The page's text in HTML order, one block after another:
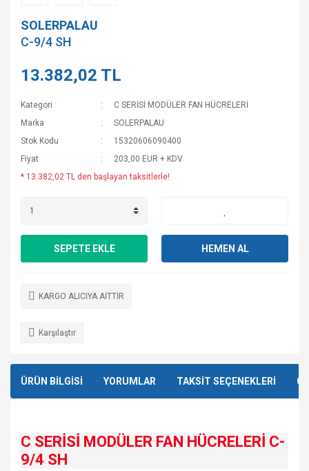
SOLERPALAU
C-9/4 SH
13.382,02 TL
Kategori
C SERİSİ MODÜLER FAN HÜCRELERİ
Marka
SOLERPALAU
Stok Kodu
15320606090400
Fiyat
203,00 EUR + KDV
* 13.382,02 TL den başlayan taksitlerle!
SEPETE EKLE HEMEN AL
KARGO ALICIYA AİTTİR
Karşılaştır
ÜRÜN BİLGİSİ YORUMLAR TAKSİT SEÇENEKLERİ
C SERİSİ MODÜLER FAN HÜCRELERİ C-
9/4 SH